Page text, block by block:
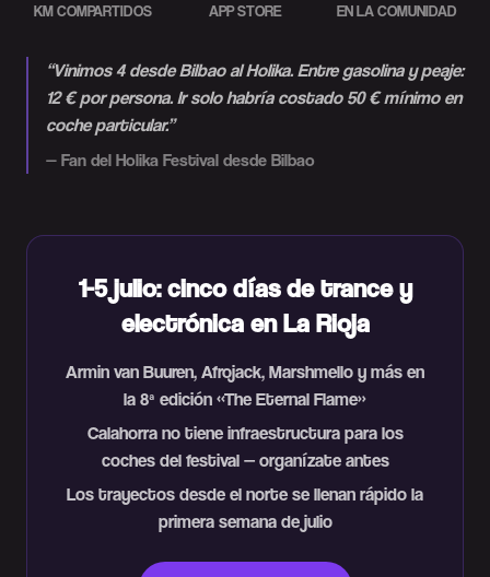
KM COMPARTIDOS APP STORE EN LA COMUNIDAD
“Vinimos 4 desde Bilbao al Holika. Entre gasolina y peaje:
12 € por persona. Ir solo habría costado 50 € mínimo en
coche particular.”
— Fan del Holika Festival desde Bilbao
1-5 julio: cinco días de trance y
electrónica en La Rioja
Armin van Buuren, Afrojack, Marshmello y más en
la 8ª edición «The Eternal Flame»
Calahorra no tiene infraestructura para los
coches del festival — organízate antes
Los trayectos desde el norte se llenan rápido la
primera semana de julio